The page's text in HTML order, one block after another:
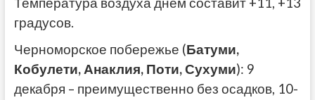
Температура воздуха днем составит +11, +13
градусов.
Черноморское побережье (Батуми,
Кобулети, Анаклия, Поти, Сухуми): 9
декабря – преимущественно без осадков, 10-